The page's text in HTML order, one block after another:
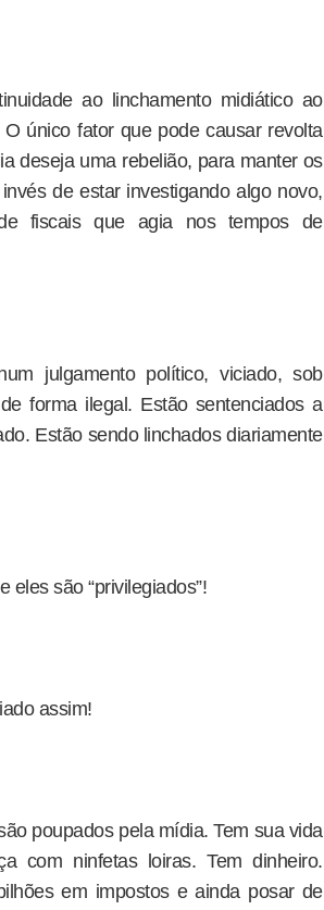
ao linchamento midiático ao
único fator que pode causar revolta
deseja uma rebelião, para manter os
de estar investigando algo novo,
fiscais que agia nos tempos de
julgamento político, viciado, sob
forma ilegal. Estão sentenciados a
Estão sendo linchados diariamente
eles são “privilegiados”!
assim!
poupados pela mídia. Tem sua vida
com ninfetas loiras. Tem dinheiro.
em impostos e ainda posar de